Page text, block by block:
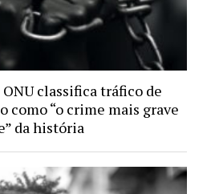
classifica tráfico de
como “o crime mais grave
da história